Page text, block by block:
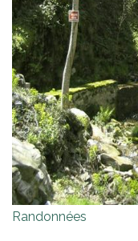
Randonnées